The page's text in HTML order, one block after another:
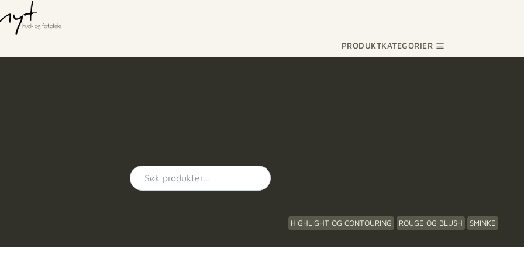
PRODUKTKATEGORIER
HIGHLIGHT OG CONTOURING ROUGE OG BLUSH SMINKE